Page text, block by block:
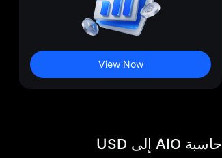
View Now
حاسبة AIO إلى USD